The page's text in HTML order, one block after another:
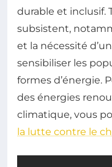
durable et inclusif.
subsistent,
et la nécessité
sensibiliser les
formes d’énergie.
des énergies
climatique, vous
la lutte contre le